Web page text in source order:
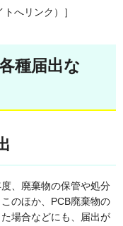
トへリンク）］
種届出な
、廃棄物の保管や処分
のほか、PCB廃棄物の
場合などにも、届出が